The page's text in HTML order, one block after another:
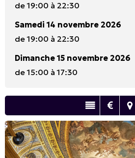
de 19:00 à 22:30
Samedi 14 novembre 2026
de 19:00 à 22:30
Dimanche 15 novembre 2026
de 15:00 à 17:30